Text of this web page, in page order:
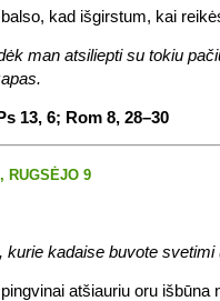
kad išgirstum, kai
man atsiliepti su tokiu
13, 6; Rom 8, 28–30
RUGSĖJO 9
kurie kadaise buvote svetimi
atšiauriu oru išbūna